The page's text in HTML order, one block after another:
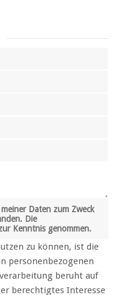
Daten zum Zweck
Die
Kenntnis genommen.
zu können, ist die
personenbezogenen
beruht auf
berechtigtes Interesse